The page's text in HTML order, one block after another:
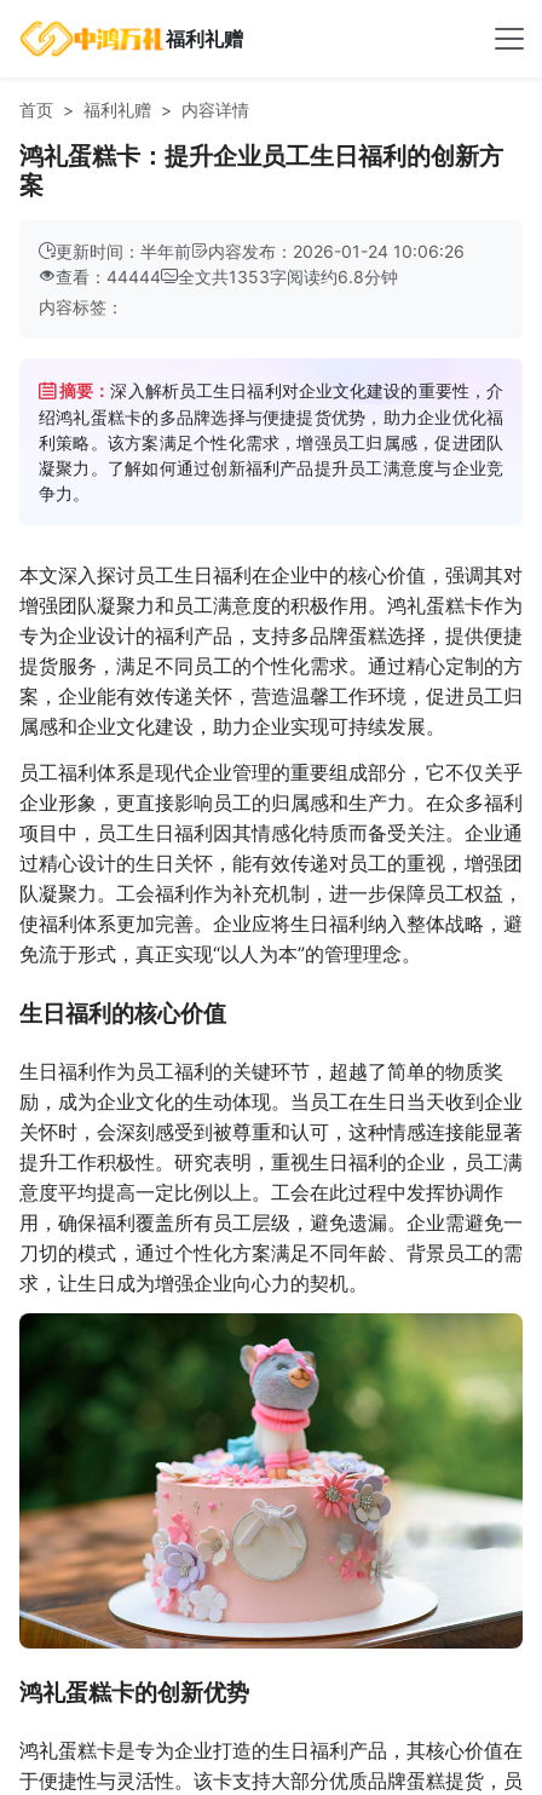
福利礼赠
首页 福利礼赠 内容详情
鸿礼蛋糕卡：提升企业员工生日福利的创新方
案
更新时间：半年前
内容发布：2026-01-24 10:06:26
查看：44444
全文共1353字阅读约6.8分钟
内容标签：
摘要：深入解析员工生日福利对企业文化建设的重要性，介
绍鸿礼蛋糕卡的多品牌选择与便捷提货优势，助力企业优化福
利策略。该方案满足个性化需求，增强员工归属感，促进团队
凝聚力。了解如何通过创新福利产品提升员工满意度与企业竞
争力。
本文深入探讨员工生日福利在企业中的核心价值，强调其对
增强团队凝聚力和员工满意度的积极作用。鸿礼蛋糕卡作为
专为企业设计的福利产品，支持多品牌蛋糕选择，提供便捷
提货服务，满足不同员工的个性化需求。通过精心定制的方
案，企业能有效传递关怀，营造温馨工作环境，促进员工归
属感和企业文化建设，助力企业实现可持续发展。
员工福利体系是现代企业管理的重要组成部分，它不仅关乎
企业形象，更直接影响员工的归属感和生产力。在众多福利
项目中，员工生日福利因其情感化特质而备受关注。企业通
过精心设计的生日关怀，能有效传递对员工的重视，增强团
队凝聚力。工会福利作为补充机制，进一步保障员工权益，
使福利体系更加完善。企业应将生日福利纳入整体战略，避
免流于形式，真正实现“以人为本”的管理理念。
生日福利的核心价值
生日福利作为员工福利的关键环节，超越了简单的物质奖
励，成为企业文化的生动体现。当员工在生日当天收到企业
关怀时，会深刻感受到被尊重和认可，这种情感连接能显著
提升工作积极性。研究表明，重视生日福利的企业，员工满
意度平均提高一定比例以上。工会在此过程中发挥协调作
用，确保福利覆盖所有员工层级，避免遗漏。企业需避免一
刀切的模式，通过个性化方案满足不同年龄、背景员工的需
求，让生日成为增强企业向心力的契机。
鸿礼蛋糕卡的创新优势
鸿礼蛋糕卡是专为企业打造的生日福利产品，其核心价值在
于便捷性与灵活性。该卡支持大部分优质品牌蛋糕提货，员